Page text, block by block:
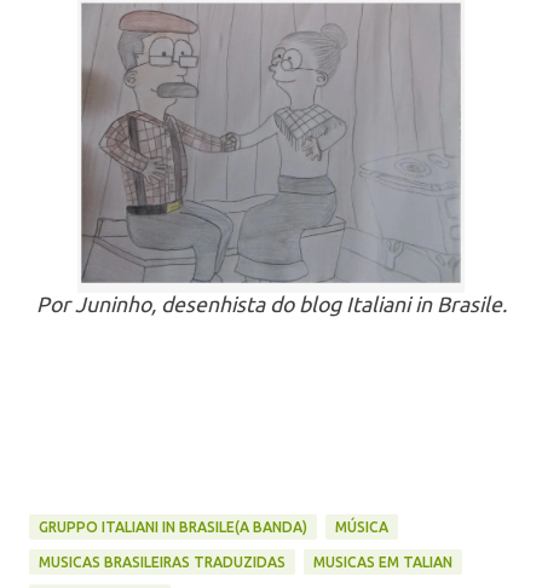
Por Juninho, desenhista do blog Italiani in Brasile.
GRUPPO ITALIANI IN BRASILE(A BANDA) MÚSICA
MUSICAS BRASILEIRAS TRADUZIDAS MUSICAS EM TALIAN